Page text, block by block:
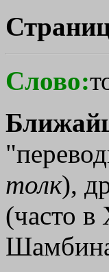
Слово:
толк),
(часто